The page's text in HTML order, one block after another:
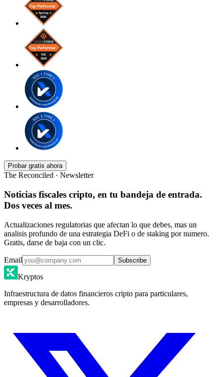
Probar gratis ahora
The Reconciled · Newsletter
Noticias fiscales cripto, en tu bandeja de entrada.
Dos veces al mes.
Actualizaciones regulatorias que afectan lo que debes, mas un
analisis profundo de una estrategia DeFi o de staking por numero.
Gratis, darse de baja con un clic.
Email Subscribe
Kryptos
Infraestructura de datos financieros cripto para particulares,
empresas y desarrolladores.